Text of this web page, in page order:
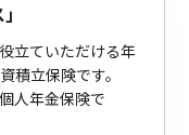
」
立ていただける年
積立保険です。
人年金保険で